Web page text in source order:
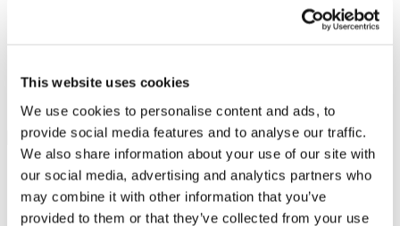
This website uses cookies
We use cookies to personalise content and ads, to
provide social media features and to analyse our traffic.
We also share information about your use of our site with
our social media, advertising and analytics partners who
may combine it with other information that you’ve
provided to them or that they’ve collected from your use